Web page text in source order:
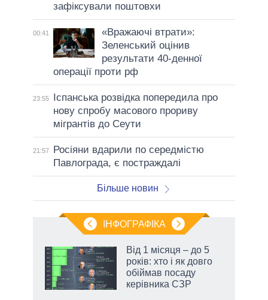
зафіксували поштовхи
00:41
«Вражаючі втрати»:
Зеленський оцінив
результати 40-денної
операції проти рф
23:55
Іспанська розвідка попередила про
нову спробу масового прориву
мігрантів до Сеути
21:57
Росіяни вдарили по середмістю
Павлограда, є постраждалі
Більше новин
ІНФОГРАФІКА
Від 1 місяця – до 5
років: хто і як довго
обіймав посаду
керівника СЗР